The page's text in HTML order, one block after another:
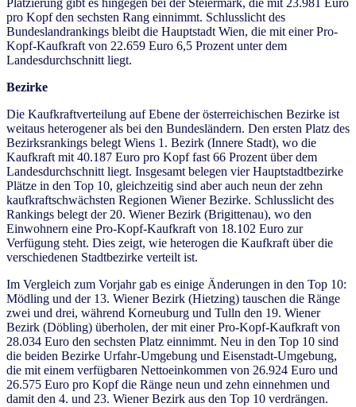
Platzierung gibt es hingegen bei der Steiermark, die mit 23.981 Euro
pro Kopf den sechsten Rang einnimmt. Schlusslicht des
Bundeslandrankings bleibt die Hauptstadt Wien, die mit einer Pro-
Kopf-Kaufkraft von 22.659 Euro 6,5 Prozent unter dem
Landesdurchschnitt liegt.
Bezirke
Die Kaufkraftverteilung auf Ebene der österreichischen Bezirke ist
weitaus heterogener als bei den Bundesländern. Den ersten Platz des
Bezirksrankings belegt Wiens 1. Bezirk (Innere Stadt), wo die
Kaufkraft mit 40.187 Euro pro Kopf fast 66 Prozent über dem
Landesdurchschnitt liegt. Insgesamt belegen vier Hauptstadtbezirke
Plätze in den Top 10, gleichzeitig sind aber auch neun der zehn
kaufkraftschwächsten Regionen Wiener Bezirke. Schlusslicht des
Rankings belegt der 20. Wiener Bezirk (Brigittenau), wo den
Einwohnern eine Pro-Kopf-Kaufkraft von 18.102 Euro zur
Verfügung steht. Dies zeigt, wie heterogen die Kaufkraft über die
verschiedenen Stadtbezirke verteilt ist.
Im Vergleich zum Vorjahr gab es einige Änderungen in den Top 10:
Mödling und der 13. Wiener Bezirk (Hietzing) tauschen die Ränge
zwei und drei, während Korneuburg und Tulln den 19. Wiener
Bezirk (Döbling) überholen, der mit einer Pro-Kopf-Kaufkraft von
28.034 Euro den sechsten Platz einnimmt. Neu in den Top 10 sind
die beiden Bezirke Urfahr-Umgebung und Eisenstadt-Umgebung,
die mit einem verfügbaren Nettoeinkommen von 26.924 Euro und
26.575 Euro pro Kopf die Ränge neun und zehn einnehmen und
damit den 4. und 23. Wiener Bezirk aus den Top 10 verdrängen.